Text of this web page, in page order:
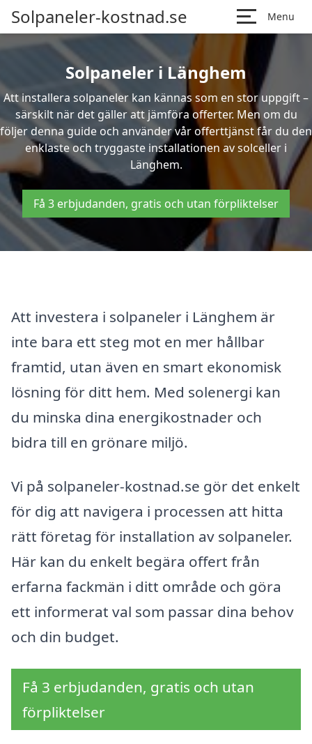
Solpaneler-kostnad.se Menu
Solpaneler i Länghem
Att installera solpaneler kan kännas som en stor uppgift –
särskilt när det gäller att jämföra offerter. Men om du
följer denna guide och använder vår offerttjänst får du den
enklaste och tryggaste installationen av solceller i
Länghem.
Få 3 erbjudanden, gratis och utan förpliktelser
Att investera i solpaneler i Länghem är
inte bara ett steg mot en mer hållbar
framtid, utan även en smart ekonomisk
lösning för ditt hem. Med solenergi kan
du minska dina energikostnader och
bidra till en grönare miljö.
Vi på solpaneler-kostnad.se gör det enkelt
för dig att navigera i processen att hitta
rätt företag för installation av solpaneler.
Här kan du enkelt begära offert från
erfarna fackmän i ditt område och göra
ett informerat val som passar dina behov
och din budget.
Få 3 erbjudanden, gratis och utan
förpliktelser